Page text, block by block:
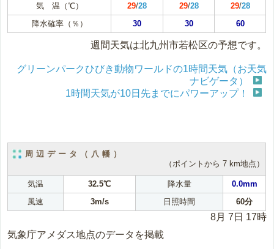
気 温（℃） 29/28 29/28 29/28
降水確率（％）
30 30 60
週間天気は北九州市若松区の予想です。
グリーンパークひびき動物ワールドの1時間天気（お天気
ナビゲータ）
1時間天気が10日先までにパワーアップ！
周辺データ（八幡）
（ポイントから 7 km地点）
気温 32.5℃ 降水量
0.0mm
風速
3m/s 日照時間 60分
8月 7日 17時
気象庁アメダス地点のデータを掲載